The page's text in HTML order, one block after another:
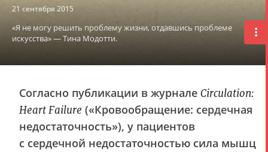
21 сентября 2015
«Я не могу решить проблему жизни, отдавшись проблеме
искусства» — Тина Модотти.
Согласно публикации в журнале Circulation:
Heart Failure («Кровообращение: сердечная
недостаточность»), у пациентов
с сердечной недостаточностью сила мышц